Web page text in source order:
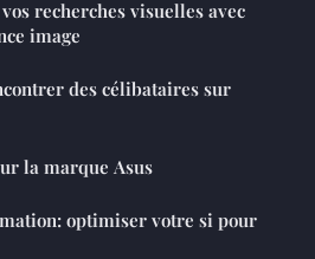
recherches visuelles avec
image
des célibataires sur
la marque Asus
optimiser votre si pour